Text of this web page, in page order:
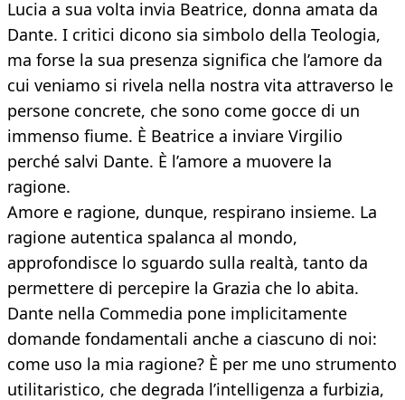
Lucia a sua volta invia Beatrice, donna amata da
Dante. I critici dicono sia simbolo della Teologia,
ma forse la sua presenza significa che l’amore da
cui veniamo si rivela nella nostra vita attraverso le
persone concrete, che sono come gocce di un
immenso fiume. È Beatrice a inviare Virgilio
perché salvi Dante. È l’amore a muovere la
ragione.
Amore e ragione, dunque, respirano insieme. La
ragione autentica spalanca al mondo,
approfondisce lo sguardo sulla realtà, tanto da
permettere di percepire la Grazia che lo abita.
Dante nella Commedia pone implicitamente
domande fondamentali anche a ciascuno di noi:
come uso la mia ragione? È per me uno strumento
utilitaristico, che degrada l’intelligenza a furbizia,